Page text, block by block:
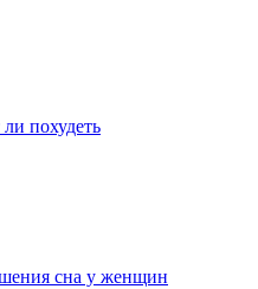
похудеть
сна у женщин